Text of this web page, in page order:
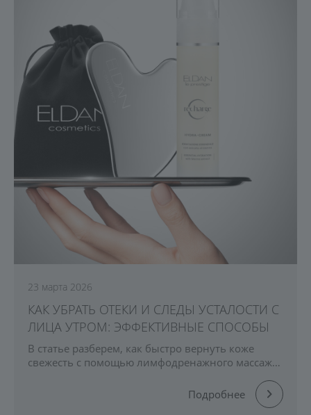
23 марта 2026
КАК УБРАТЬ ОТЕКИ И СЛЕДЫ УСТАЛОСТИ С
ЛИЦА УТРОМ: ЭФФЕКТИВНЫЕ СПОСОБЫ
В статье разберем, как быстро вернуть коже
свежесть с помощью лимфодренажного массажа,
Подробнее